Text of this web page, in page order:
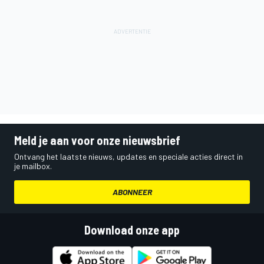
Meld je aan voor onze nieuwsbrief
Ontvang het laatste nieuws, updates en speciale acties direct in
je mailbox.
ABONNEER
Download onze app